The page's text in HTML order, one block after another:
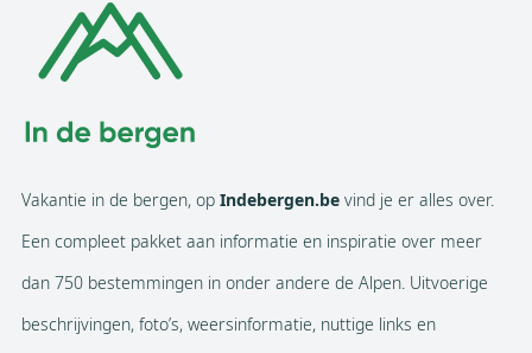
Vakantie in de bergen, op Indebergen.be vind je er alles over.
Een compleet pakket aan informatie en inspiratie over meer
dan 750 bestemmingen in onder andere de Alpen. Uitvoerige
beschrijvingen, foto’s, weersinformatie, nuttige links en